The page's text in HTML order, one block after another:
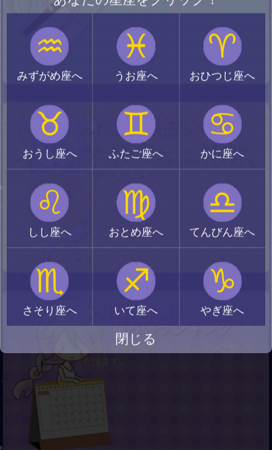
♒
みずがめ座へ
♓
うお座へ
♈
おひつじ座へ
♉
おうし座へ
♊
ふたご座へ
♋
かに座へ
♌
しし座へ
♍
おとめ座へ
♎
てんびん座へ
♏
さそり座へ
♐
いて座へ
♑
やぎ座へ
閉じる
★金運星占い
金運の星占い結果はこちら。星座の個別ペ
ージではグラフや結果別のサイトリストも
★月間・年間
星占いランキング
月間・年間の星占いランキングがご覧いた
だけます。